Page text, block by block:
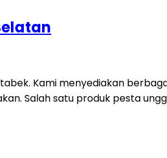
Kami menyediakan
Salah satu produk pesta